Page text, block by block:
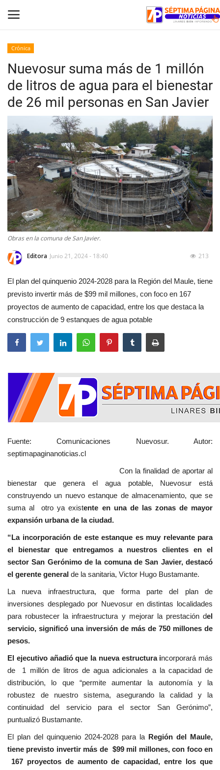
Inicio
Crónica
Policial
Tribunales
Deporte
Política
Espectáculos
Crónica
Nuevosur suma más de 1 millón
de litros de agua para el bienestar
de 26 mil personas en San Javier
Obras en la comuna de San Javier.
Editora Junio 21, 2024 - 18:40 213
El plan del quinquenio 2024-2028 para la Región del Maule, tiene
previsto invertir más de $99 mil millones, con foco en 167
proyectos de aumento de capacidad, entre los que destaca la
construcción de 9 estanques de agua potable
Fuente: Comunicaciones Nuevosur. Autor:
septimapaginanoticias.cl
Con la finalidad de aportar al
bienestar que genera el agua potable, Nuevosur está
construyendo un nuevo estanque de almacenamiento, que se
suma al otro ya existente en una de las zonas de mayor
expansión urbana de la ciudad.
“La incorporación de este estanque es muy relevante para
el bienestar que entregamos a nuestros clientes en el
sector San Gerónimo de la comuna de San Javier, destacó
el gerente general de la sanitaria, Victor Hugo Bustamante.
La nueva infraestructura, que forma parte del plan de
inversiones desplegado por Nuevosur en distintas localidades
para robustecer la infraestructura y mejorar la prestación del
servicio, significó una inversión de más de 750 millones de
pesos.
El ejecutivo añadió que la nueva estructura incorporará más
de 1 millón de litros de agua adicionales a la capacidad de
distribución, lo que “permite aumentar la autonomía y la
robustez de nuestro sistema, asegurando la calidad y la
continuidad del servicio para el sector San Gerónimo”,
puntualizó Bustamante.
El plan del quinquenio 2024-2028 para la Región del Maule,
tiene previsto invertir más de $99 mil millones, con foco en
167 proyectos de aumento de capacidad, entre los que